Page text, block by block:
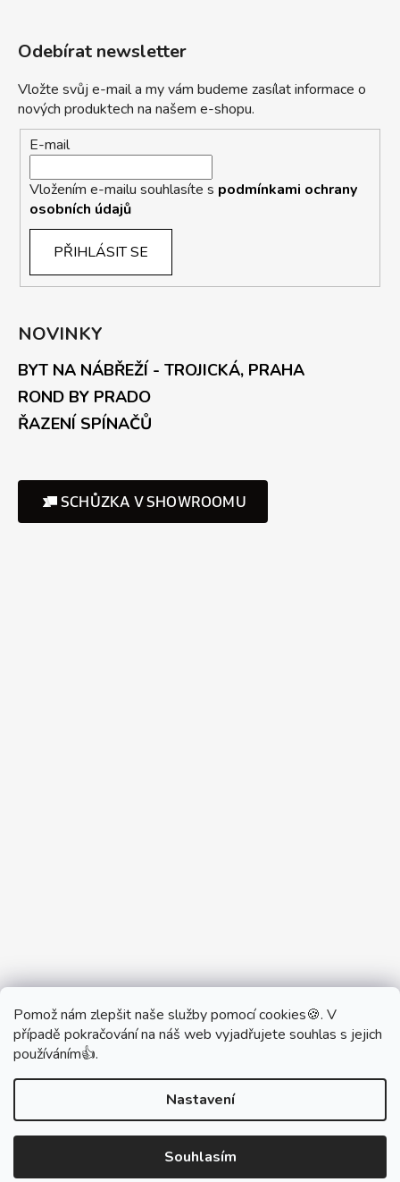
Pomož nám zlepšit naše služby pomocí cookies🍪. V
případě pokračování na náš web vyjadřujete souhlas s jejich
používáním👍.
Nastavení
Souhlasím
Odebírat newsletter
Vložte svůj e-mail a my vám budeme zasílat informace o
nových produktech na našem e-shopu.
E-mail
Vložením e-mailu souhlasíte s podmínkami ochrany
osobních údajů
PŘIHLÁSIT SE
NOVINKY
BYT NA NÁBŘEŽÍ - TROJICKÁ, PRAHA
ROND BY PRADO
ŘAZENÍ SPÍNAČŮ
SCHŮZKA V SHOWROOMU
Partner Showroom MONOBRAND
Partner Eshop Monobrand.online
Vytvořil Shoptet
DŮM VYPÍNAČŮ